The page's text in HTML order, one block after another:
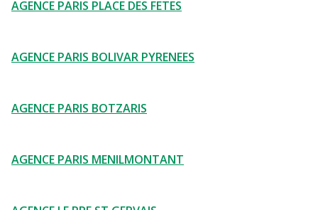
AGENCE PARIS PLACE DES FETES
AGENCE PARIS BOLIVAR PYRENEES
AGENCE PARIS BOTZARIS
AGENCE PARIS MENILMONTANT